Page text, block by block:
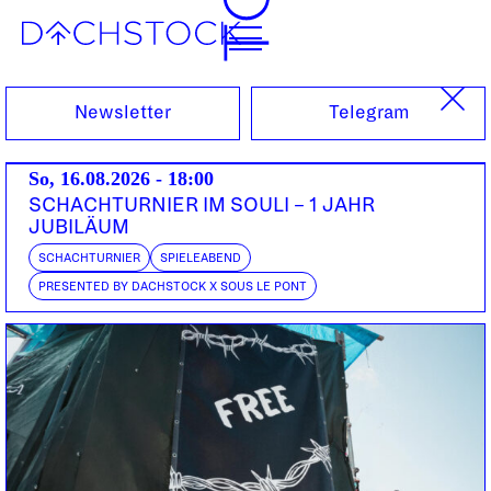
So, 07.11.2021
STREUNENDI HÜND TOUR 2021
Newsletter Telegram
So, 16.08.2026 - 18:00
SCHACHTURNIER IM SOULI – 1 JAHR
JUBILÄUM
SCHACHTURNIER SPIELEABEND
PRESENTED BY DACHSTOCK X SOUS LE PONT